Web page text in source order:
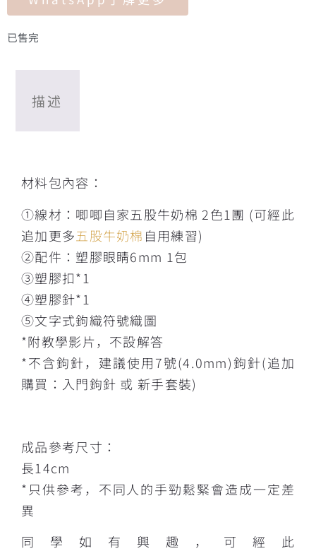
已售完
描述
材料包內容：
①線材：唧唧自家五股牛奶棉 2色1團 (可經此
追加更多五股牛奶棉 自用練習)
②配件：塑膠眼睛6mm 1包
③塑膠扣*1
④塑膠針*1
⑤文字式鉤織符號織圖
*附教學影片，不設解答
*不含鉤針，建議使用7號(4.0mm)鉤針(追加
購買：入門鉤針 或 新手套裝)
成品參考尺寸：
長14cm
*只供參考，不同人的手勁鬆緊會造成一定差
異
同學如有興趣，可經此